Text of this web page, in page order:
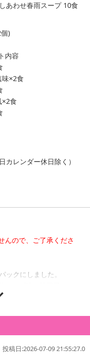
あわせ春雨スープ 10食
)
内容
味×2食
×2食
カレンダー休日除く）
んので、ご了承くださ
ックにしました。
投稿日:2026-07-09 21:55:27.0